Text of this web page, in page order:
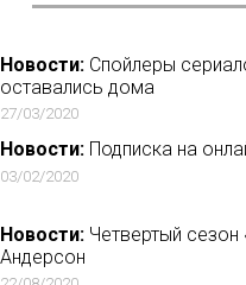
Новости: Спойлеры
оставались дома
27/03/2020
Новости: Подписка на
03/02/2020
Новости: Четвертый
Андерсон